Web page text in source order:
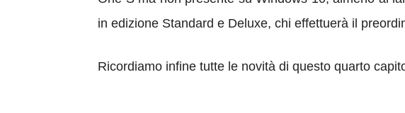
in edizione Standard e Deluxe, chi effettuerà il
Ricordiamo infine tutte le novità di questo quarto